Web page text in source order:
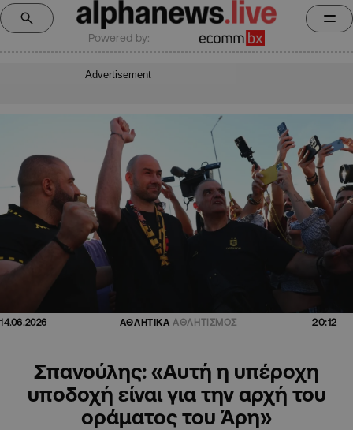
Powered by:
Advertisement
14.06.2026 ΑΘΛΗΤΙΚΑ ΑΘΛΗΤΙΣΜΟΣ 20:12
Σπανούλης: «Αυτή η υπέροχη
υποδοχή είναι για την αρχή του
οράματος του Άρη»